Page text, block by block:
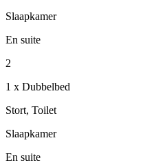
Slaapkamer
En suite
2
1 x Dubbelbed
Stort, Toilet
Slaapkamer
En suite